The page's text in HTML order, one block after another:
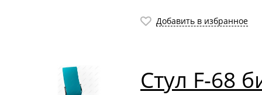
Добавить в избранное
Стул F-68